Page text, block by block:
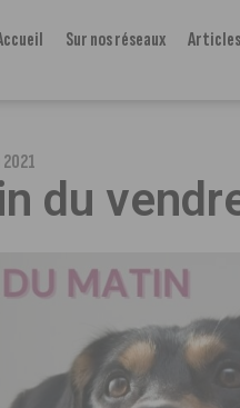
Sur nos réseaux Articles
du